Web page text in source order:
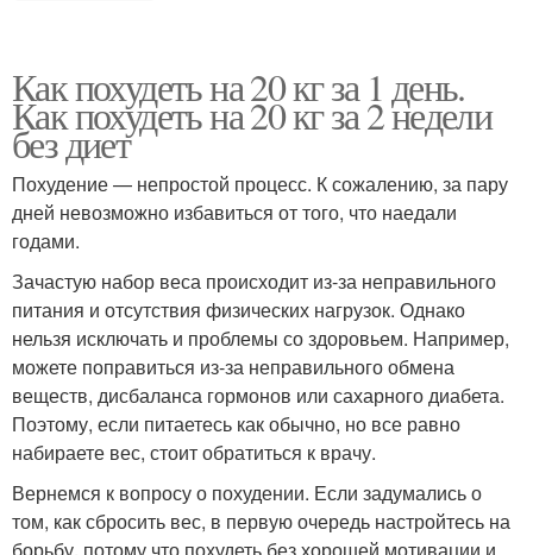
Как похудеть на 20 кг за 1 день.
Как похудеть на 20 кг за 2 недели
без диет
Похудение — непростой процесс. К сожалению, за пару
дней невозможно избавиться от того, что наедали
годами.
Зачастую набор веса происходит из-за неправильного
питания и отсутствия физических нагрузок. Однако
нельзя исключать и проблемы со здоровьем. Например,
можете поправиться из-за неправильного обмена
веществ, дисбаланса гормонов или сахарного диабета.
Поэтому, если питаетесь как обычно, но все равно
набираете вес, стоит обратиться к врачу.
Вернемся к вопросу о похудении. Если задумались о
том, как сбросить вес, в первую очередь настройтесь на